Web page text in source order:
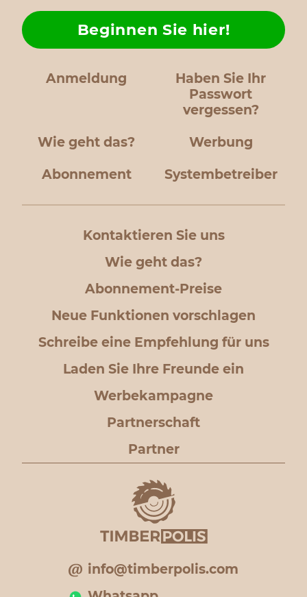
Anmeldung
Haben Sie Ihr
Passwort
vergessen?
Wie geht das?
Beginnen Sie hier!
Werbung
Abonnement Systembetreiber
Kontaktieren Sie uns
Wie geht das?
Abonnement-Preise
Neue Funktionen vorschlagen
Schreibe eine Empfehlung für uns
Laden Sie Ihre Freunde ein
Werbekampagne
Partnerschaft
Partner
info@timberpolis.com